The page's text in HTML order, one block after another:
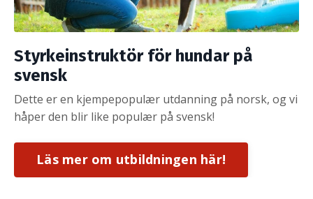
Styrkeinstruktör för hundar på
svensk
Dette er en kjempepopulær utdanning på norsk, og vi
håper den blir like populær på svensk!
Läs mer om utbildningen här!